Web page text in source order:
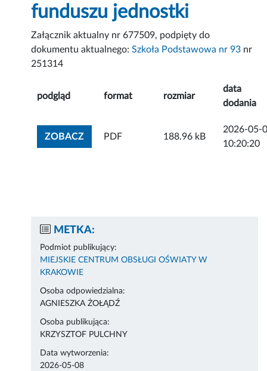
funduszu jednostki
Załącznik aktualny nr 677509, podpięty do
dokumentu aktualnego:Szkoła Podstawowa nr 93 nr
251314
podgląd format rozmiar
data
dodania
ZOBACZZOBACZ ZAŁĄCZNIK
PDF 188.96 kB
2026-05-
10:20:20
METKA:
Podmiot publikujący:
MIEJSKIE CENTRUM OBSŁUGI OŚWIATY W
KRAKOWIE
Osoba odpowiedzialna:
AGNIESZKA ŻOŁĄDŹ
Osoba publikująca:
KRZYSZTOF PULCHNY
Data wytworzenia:
2026-05-08